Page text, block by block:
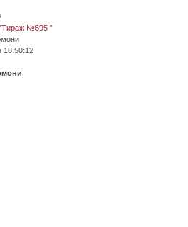
№695 "
18:50:12